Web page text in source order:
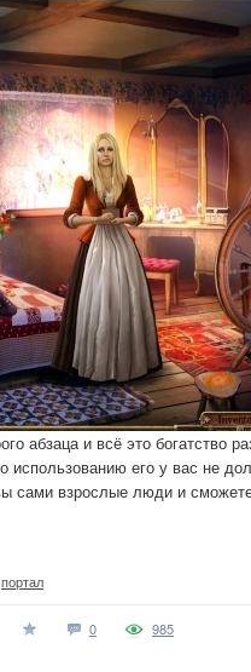
абзаца и всё это богатство
использованию его у вас не
сами взрослые люди и
портал
0 985